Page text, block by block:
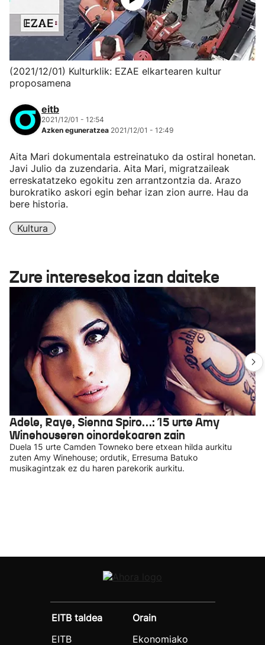
(2021/12/01) Kulturklik: EZAE elkartearen kultur
proposamena
eitb
2021/12/01 - 12:54
Azken eguneratzea 2021/12/01 - 12:49
Aita Mari dokumentala estreinatuko da ostiral honetan.
Javi Julio da zuzendaria. Aita Mari, migratzaileak
erreskatatzeko egokitu zen arrantzontzia da. Arazo
burokratiko askori egin behar izan zion aurre. Hau da
bere historia.
Kultura
Zure interesekoa izan daiteke
Adele, Raye, Sienna Spiro…: 15 urte Amy
Winehouseren oinordekoaren zain
Duela 15 urte Camden Towneko bere etxean hilda aurkitu
zuten Amy Winehouse; ordutik, Erresuma Batuko
musikagintzak ez du haren parekorik aurkitu.
EITB taldea
EITB
Orain
Ekonomiako